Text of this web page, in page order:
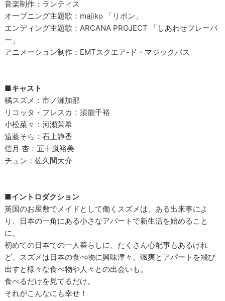
音楽制作：ランティス
オープニング主題歌：majiko 「リボン」
エンディング主題歌：ARCANA PROJECT 「しあわせフレーバ
ー」
アニメーション制作：EMTスクエア-ド・マジックバス
■キャスト
橘スズメ：市ノ瀬加那
リコッタ・フレスカ：須能千裕
小松菜々：河瀬茉希
遠藤そら：石上静香
信月 杏：五十嵐裕美
チュン：佐久間大介
■イントロダクション
英国のお屋敷でメイドとして働くスズメは、ある出来事によ
り、日本の一角にある小さなアパートで新生活を始めること
に。
初めての日本での一人暮らしに、たくさん心配事もあるけれ
ど、スズメは日本の食べ物に興味津々。颯爽とアパートを飛び
出すと様々な食べ物や人々との出会いも。
食べるだけを見てるだけ。
それがこんなにも幸せ！